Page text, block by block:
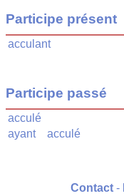
Participe présent
acculant
Participe passé
acculé
ayant
acculé
Contact -